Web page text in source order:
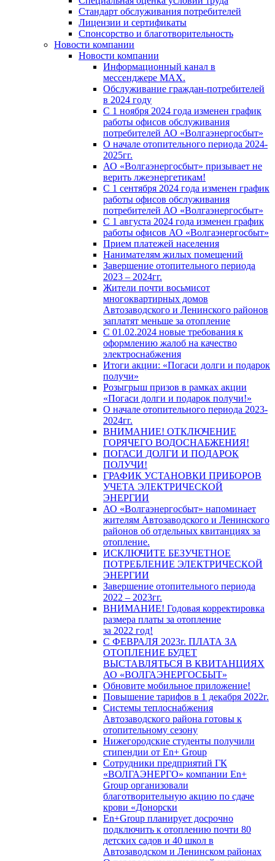
Стандарт обслуживания потребителей
Лицензии и сертификаты
Спонсорство и благотворительность
Новости компании
Новости компании
Информационный канал в
мессенджере MAX.
Обслуживание граждан-потребителей
в 2024 году
С 1 ноября 2024 года изменен график
работы офисов обслуживания
потребителей АО «Волгаэнергосбыт»
О начале отопительного периода 2024-
2025гг.
АО «Волгаэнергосбыт» призывает не
верить лжеэнергетикам!
С 1 сентября 2024 года изменен график
работы офисов обслуживания
потребителей АО «Волгаэнергосбыт»
С 1 августа 2024 года изменен график
работы офисов АО «Волгаэнергосбыт»
Прием платежей населения
Нанимателям жилых помещений
Завершение отопительного периода
2023 – 2024гг.
Жители почти восьмисот
многоквартирных домов
Автозаводского и Ленинского районов
заплатят меньше за отопление
С 01.02.2024 новые требования к
оформлению жалоб на качество
электроснабжения
Итоги акции: «Погаси долги и подарок
получи»
Розыгрыш призов в рамках акции
«Погаси долги и подарок получи!»
О начале отопительного периода 2023-
2024гг.
ВНИМАНИЕ! ОТКЛЮЧЕНИЕ
ГОРЯЧЕГО ВОДОСНАБЖЕНИЯ!
ПОГАСИ ДОЛГИ И ПОДАРОК
ПОЛУЧИ!
ГРАФИК УСТАНОВКИ ПРИБОРОВ
УЧЕТА ЭЛЕКТРИЧЕСКОЙ
ЭНЕРГИИ
АО «Волгаэнергосбыт» напоминает
жителям Автозаводского и Ленинского
районов об отдельных квитанциях за
отопление.
ИСКЛЮЧИТЕ БЕЗУЧЕТНОЕ
ПОТРЕБЛЕНИЕ ЭЛЕКТРИЧЕСКОЙ
ЭНЕРГИИ
Завершение отопительного периода
2022 – 2023гг.
ВНИМАНИЕ! Годовая корректировка
размера платы за отопление
за 2022 год!
С ФЕВРАЛЯ 2023г. ПЛАТА ЗА
ОТОПЛЕНИЕ БУДЕТ
ВЫСТАВЛЯТЬСЯ В КВИТАНЦИЯХ
АО «ВОЛГАЭНЕРГОСБЫТ»
Обновите мобильное приложение!
Повышение тарифов в 1 декабря 2022г.
Системы теплоснабжения
Автозаводского района готовы к
отопительному сезону
Нижегородские студенты получили
стипендии от En+ Group
Сотрудники предприятий ГК
«ВОЛГАЭНЕРГО» компании En+
Group организовали
благотворительную акцию по сдаче
крови «Донорски
En+Group планирует досрочно
подключить к отоплению почти 80
детских садов и 40 школ в
Автозаводском и Ленинском районах